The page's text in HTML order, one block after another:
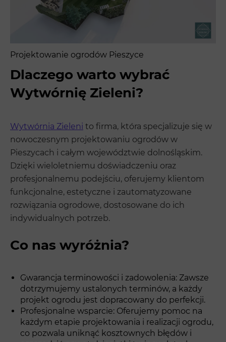
Projektowanie ogrodów Pieszyce
Dlaczego warto wybrać
Wytwórnię Zieleni?
Wytwórnia Zieleni to firma, która specjalizuje się w
nowoczesnym projektowaniu ogrodów w
Pieszycach i całym województwie dolnośląskim.
Dzięki wieloletniemu doświadczeniu oraz
profesjonalnemu podejściu, oferujemy klientom
funkcjonalne, estetyczne i zautomatyzowane
rozwiązania ogrodowe, dostosowane do ich
indywidualnych potrzeb.
Co nas wyróżnia?
Gwarancja terminowości i zadowolenia: Zawsze
dotrzymujemy ustalonych terminów, a każdy
projekt ogrodu jest dopracowany do perfekcji.
Profesjonalne wsparcie: Oferujemy pomoc na
każdym etapie projektowania i realizacji ogrodu,
co pozwala uniknąć kosztownych błędów i